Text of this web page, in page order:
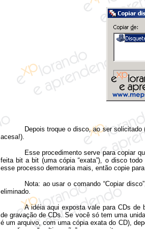
Depois troque o disco, ao ser
acesa!).
Esse procedimento serve para copiar
feita bit a bit (uma cópia “exata”), o disco
esse processo demoraria mais, então copie
Nota: ao usar o comando “Copiar
eliminado.
A idéia aqui exposta vale para CDs de
de gravação de CDs. Se você só tem uma
é um arquivo, com uma cópia exata do CD),